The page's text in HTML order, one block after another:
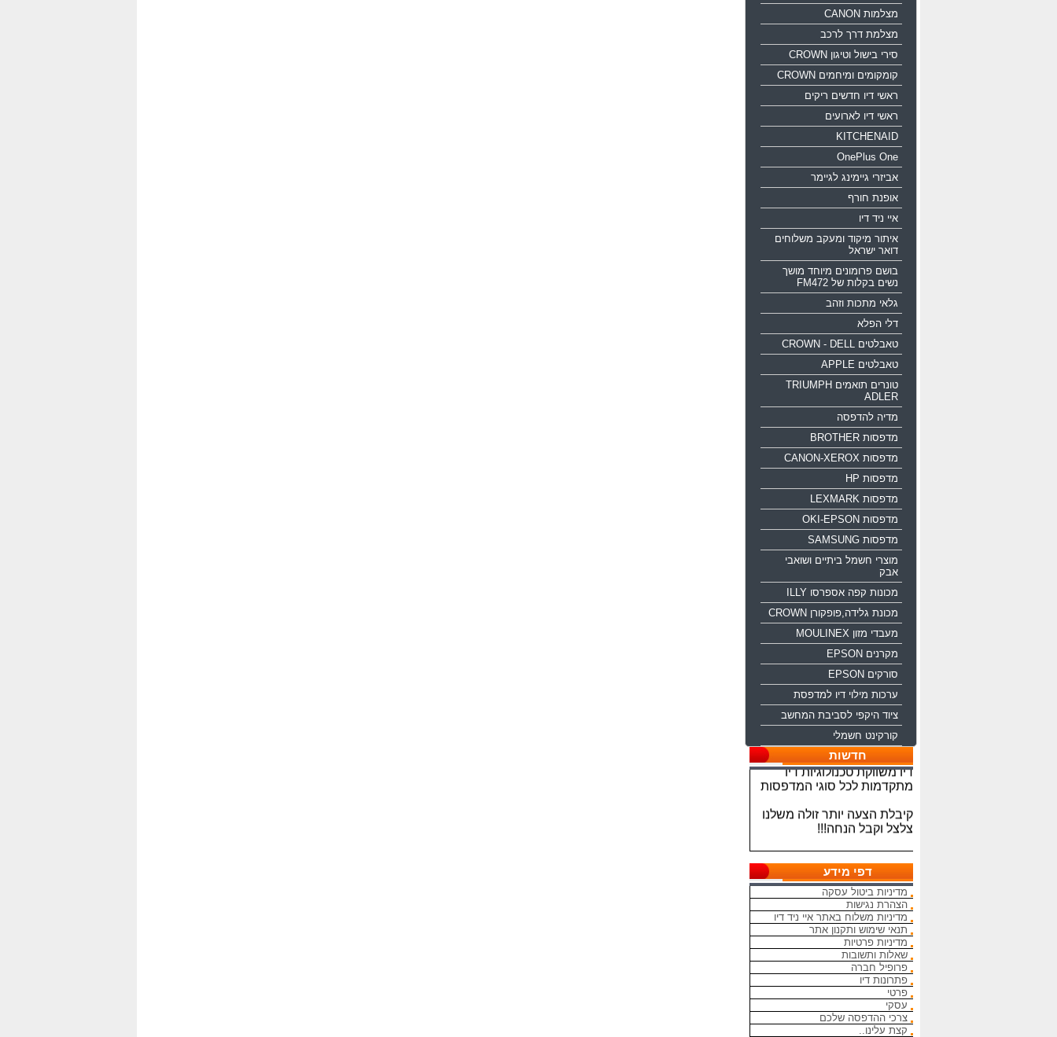
מצלמות CANON
מצלמת דרך לרכב
סירי בישול וטיגון CROWN
קומקומים ומיחמים CROWN
ראשי דיו חדשים ריקים
ראשי דיו לארועים
KITCHENAID
OnePlus One
אביזרי גיימינג לגיימר
אופנת חורף
איי ניד דיו
איתור מיקוד ומעקב משלוחים
דואר ישראל
בושם פרומונים מיוחד מושך
נשים בקלות של FM472
גלאי מתכות וזהב
דלי הפלא
טאבלטים CROWN - DELL
טאבלטים APPLE
טונרים תואמים TRIUMPH
ADLER
מדיה להדפסה
מדפסות BROTHER
מדפסות CANON-XEROX
מדפסות HP
מדפסות LEXMARK
מדפסות OKI-EPSON
מדפסות SAMSUNG
מוצרי חשמל ביתיים ושואבי
אבק
מכונות קפה אספרסו ILLY
מכונת גלידה,פופקורן CROWN
מעבדי מזון MOULINEX
מקרנים EPSON
סורקים EPSON
ערכות מילוי דיו למדפסת
ציוד היקפי לסביבת המחשב
קורקינט חשמלי
חדשות
ברוכים הבאים לחברת איי ניד
דיו משווקת טכנולוגיות דיו
מתקדמות לכל סוגי המדפסות
צלצל וקבל הנחה!!!
בארץ בראשי הדיו והטונרים
התואמים, יש אפשרות למשלוח
מהיום להיום
המחירים באתר אינם סופיים,יש
הנחה על קניה כמותית פרטים
במרכז ההזמנות
מאמינים אך ורק ביחס אישי
הוגן ובהקשבה
ללקוחות.בזכותכם הצלחתנו
בכל שאלה עניין והתלבטות אין
דפי מידע
מדיניות ביטול עסקה
הצהרת נגישות
מדיניות משלוח באתר איי ניד דיו
תנאי שימוש ותקנון אתר
מדיניות פרטיות
שאלות ותשובות
פרופיל חברה
פתרונות דיו
פרטי
עסקי
צרכי ההדפסה שלכם
קצת עלינו..